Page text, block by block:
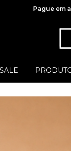
Pague em
SALE